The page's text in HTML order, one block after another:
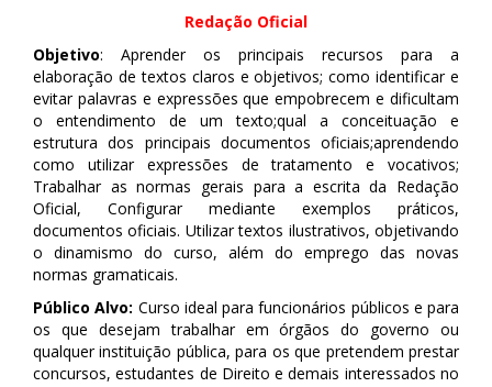
Redação Oficial
Objetivo: Aprender os principais recursos para a
elaboração de textos claros e objetivos; como identificar e
evitar palavras e expressões que empobrecem e dificultam
o entendimento de um texto;qual a conceituação e
estrutura dos principais documentos oficiais;aprendendo
como utilizar expressões de tratamento e vocativos;
Trabalhar as normas gerais para a escrita da Redação
Oficial, Configurar mediante exemplos práticos,
documentos oficiais. Utilizar textos ilustrativos, objetivando
o dinamismo do curso, além do emprego das novas
normas gramaticais.
Público Alvo: Curso ideal para funcionários públicos e para
os que desejam trabalhar em órgãos do governo ou
qualquer instituição pública, para os que pretendem prestar
concursos, estudantes de Direito e demais interessados no